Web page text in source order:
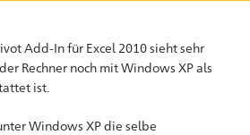
Add-In für Excel 2010 sieht sehr
Rechner noch mit Windows XP als
ist.
Windows XP die selbe